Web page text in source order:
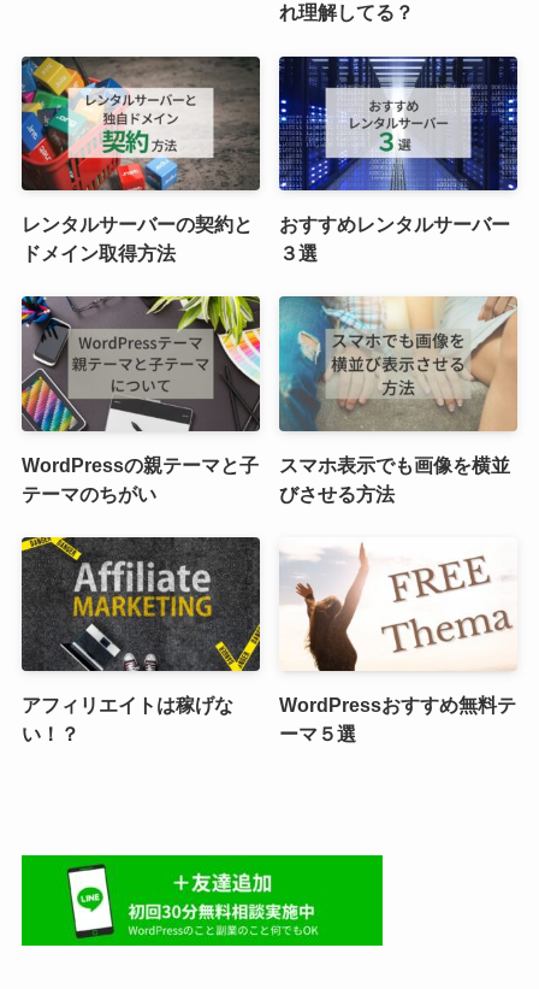
れ理解してる？
レンタルサーバーの契約と
ドメイン取得方法
おすすめレンタルサーバー
３選
WordPressの親テーマと子
テーマのちがい
スマホ表示でも画像を横並
びさせる方法
アフィリエイトは稼げな
い！？
WordPressおすすめ無料テ
ーマ５選